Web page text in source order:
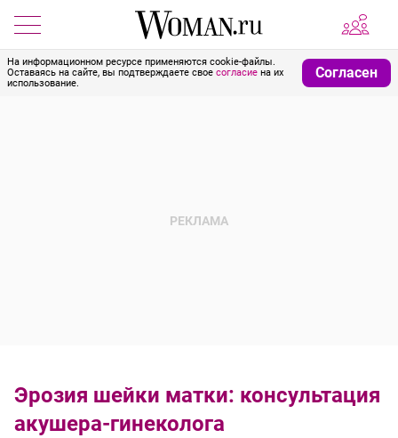
На информационном ресурсе применяются cookie-файлы.
Оставаясь на сайте, вы подтверждаете свое согласие на их
использование.
Согласен
Эрозия шейки матки: консультация
акушера-гинеколога